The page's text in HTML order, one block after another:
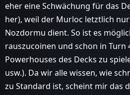
eher eine Schwächung für das
her), weil der Murloc letztlich
Nozdormu dient. So ist es
rauszucoinen und schon in Turn
Powerhouses des Decks zu
usw.). Da wir alle wissen, wie
zu Standard ist, scheint mir das